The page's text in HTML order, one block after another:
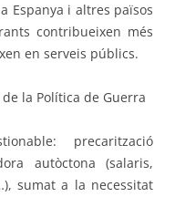
Espanya i altres països
contribueixen més
en serveis públics.
la Política de Guerra
precarització
autòctona (salaris,
sumat a la necessitat